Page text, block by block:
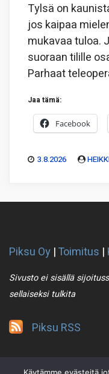
Tylsä on
jos kaipaa
mukavaa tuloa.
suoraan tilille
Parhaat
Jaa tämä:
Facebook
3.8.2026
Piksu Oy |Toimitus |
Sivusto ei sisällä
sellaiseksi tulkita
Piksu RSS